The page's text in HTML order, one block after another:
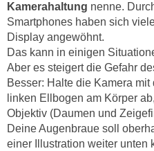
Kamerahaltung nenne.
Smartphones haben sich
Display angewöhnt.
Das kann in einigen
Aber es steigert die Gefahr
Besser: Halte die Kamera
linken Ellbogen am Körper
Objektiv (Daumen und
Deine Augenbraue soll
einer Illustration weiter unten